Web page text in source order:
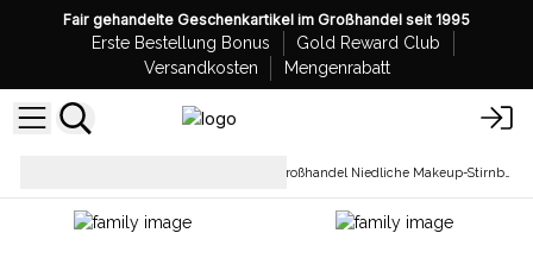
Fair gehandelte Geschenkartikel im Großhandel seit 1995
Erste Bestellung Bonus
Gold Reward Club
Versandkosten
Mengenrabatt
Großhandel Niedliche Makeup-Stirnbänder